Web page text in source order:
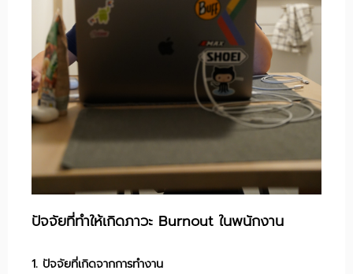
ปัจจัยที่ทำให้เกิดภาวะ Burnout ในพนักงาน
1. ปัจจัยที่เกิดจากการทำงาน